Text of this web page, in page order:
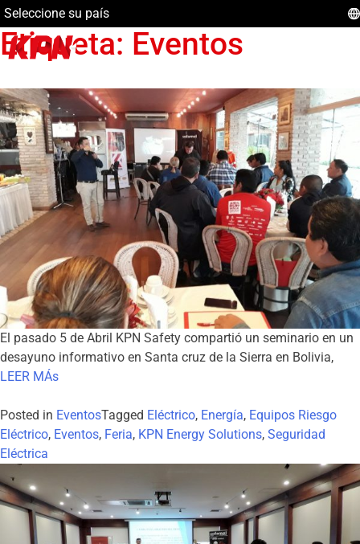
Seleccione su país
Etiqueta: Eventos
El pasado 5 de Abril KPN Safety compartió un seminario en un
desayuno informativo en Santa cruz de la Sierra en Bolivia,
LEER MÁs
Posted in EventosTagged Eléctrico, Energía, Equipos Riesgo
Eléctrico, Eventos, Feria, KPN Energy Solutions, Seguridad
Eléctrica